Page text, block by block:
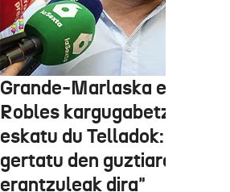
Grande-Marlaska eta
Robles kargugabetzea
eskatu du Telladok:
gertatu den guztiaren
erantzuleak dira"